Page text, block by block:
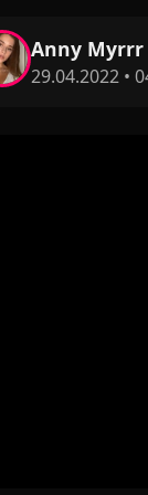
Anny Myrrr
29.04.2022 •